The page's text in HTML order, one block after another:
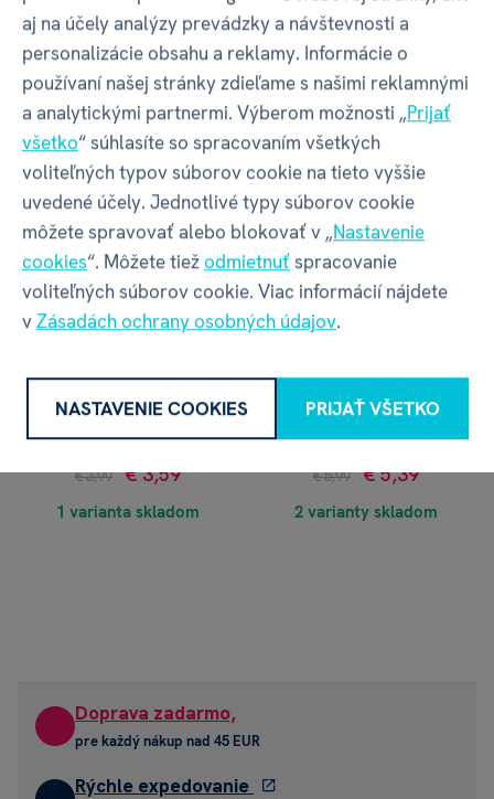
Silikonové kabelky
€ 13,99 € 12,59
7 variantov skladom
Silikónové peňaženky
€ 4,99 € 4,49
4 varianty skladom
Multifunkčné šatky -
€ 3,99 € 3,59
1 varianta skladom
Pánske peňaženky
€ 5,99 € 5,39
2 varianty skladom
Doprava zadarmo,
pre každý nákup nad 45 EUR
Rýchle expedovanie
aj na účely analýzy prevádzky a návštevnosti a
personalizácie obsahu a reklamy. Informácie o
používaní našej stránky zdieľame s našimi reklamnými
a analytickými partnermi. Výberom možnosti „Prijať
všetko“ súhlasíte so spracovaním všetkých
voliteľných typov súborov cookie na tieto vyššie
uvedené účely. Jednotlivé typy súborov cookie
môžete spravovať alebo blokovať v „Nastavenie
cookies“. Môžete tiežodmietnuťspracovanie
voliteľných súborov cookie. Viac informácií nájdete
vZásadách ochrany osobných údajov.
NASTAVENIE COOKIES PRIJAŤ VŠETKO